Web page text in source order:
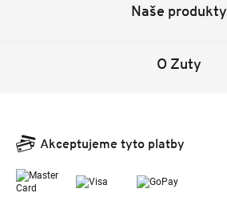
Naše produkty
O Zuty
Akceptujeme tyto platby